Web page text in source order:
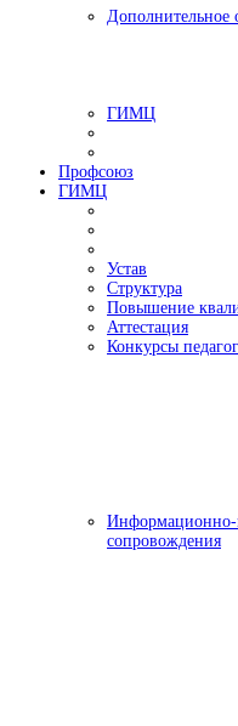
Дополнительное
ГИМЦ
Профсоюз
ГИМЦ
Устав
Структура
Повышение
Аттестация
Конкурсы
Информационно-
сопровождения